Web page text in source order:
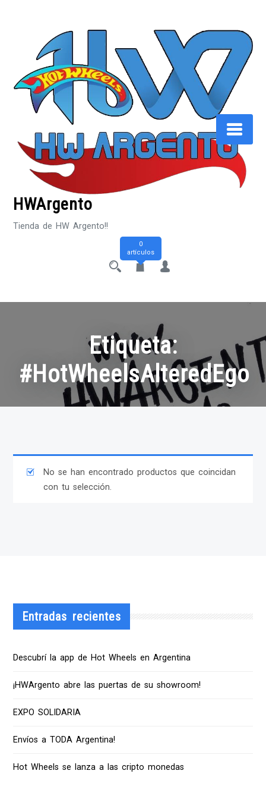
HWArgento
Tienda de HW Argento!!
0
artículos
Etiqueta:
#HotWheelsAlteredEgo
No se han encontrado productos que coincidan
con tu selección.
Entradas recientes
Descubrí la app de Hot Wheels en Argentina
¡HWArgento abre las puertas de su showroom!
EXPO SOLIDARIA
Envíos a TODA Argentina!
Hot Wheels se lanza a las cripto monedas